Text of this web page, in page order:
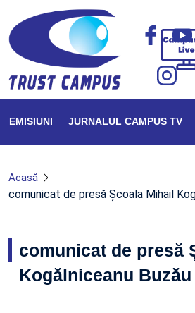
EMISIUNI JURNALUL CAMPUS TV
Acasă
comunicat de presă Școala Mihail
comunicat de presă
Kogălniceanu Buzău